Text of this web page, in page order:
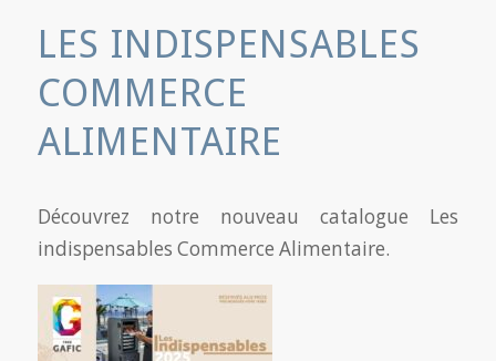
LES INDISPENSABLES
COMMERCE
ALIMENTAIRE
Découvrez notre nouveau catalogue Les
indispensables Commerce Alimentaire.